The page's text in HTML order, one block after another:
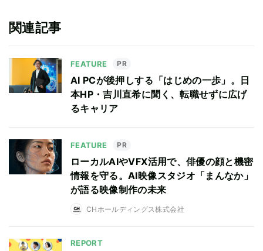
関連記事
FEATURE PR
AI PCが後押しする「はじめの一歩」。日
本HP・吉川直希に聞く、転職せずに広げ
るキャリア
FEATURE PR
ローカルAIやVFX活用で、俳優の顔と機密
情報を守る。AI映像スタジオ「まんなか」
が語る映像制作の未来
CHホールディングス株式会社
REPORT